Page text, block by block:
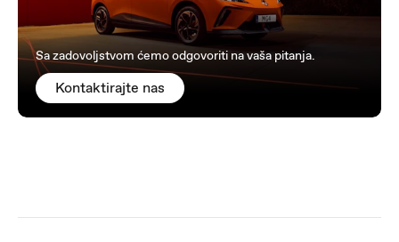
Sa zadovoljstvom ćemo odgovoriti na vaša pitanja.
Kontaktirajte nas